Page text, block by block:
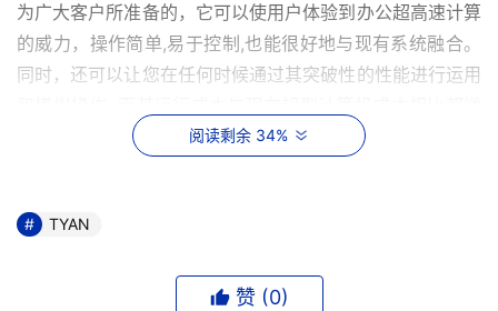
为广大客户所准备的，它可以使用户体验到办公超高速计算
的威力，操作简单,易于控制,也能很好地与现有系统融合。
同时，还可以让您在任何时候通过其突破性的性能进行运用
乎其微，因此，给我们的工作带来了巨大的便利。
大型团体用服务器, 这重突破性的直接连接技术和大规模
要。 Typhoon PSC 为研发设备提供了一个非常可观的高性
阅读剩余 34%
TYAN
赞 (0)